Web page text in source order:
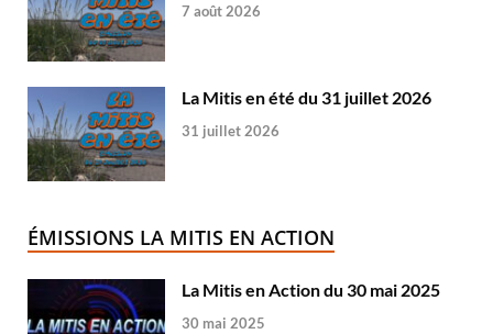
7 août 2026
La Mitis en été du 31 juillet 2026
31 juillet 2026
ÉMISSIONS LA MITIS EN ACTION
La Mitis en Action du 30 mai 2025
30 mai 2025